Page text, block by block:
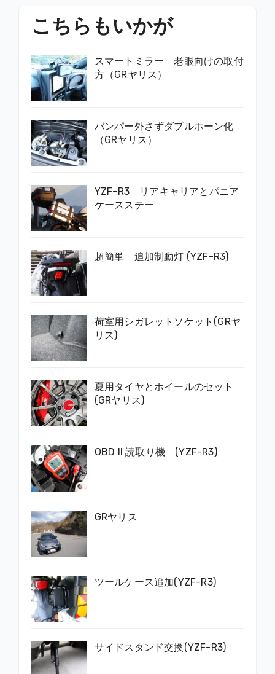
こちらもいかが
スマートミラー 老眼向けの取付
方（GRヤリス）
バンパー外さずダブルホーン化
（GRヤリス）
YZF-R3 リアキャリアとパニア
ケースステー
超簡単 追加制動灯 (YZF-R3)
荷室用シガレットソケット(GRヤ
リス)
夏用タイヤとホイールのセット
(GRヤリス)
OBD II 読取り機 (YZF-R3)
GRヤリス
ツールケース追加(YZF-R3)
サイドスタンド交換(YZF-R3)